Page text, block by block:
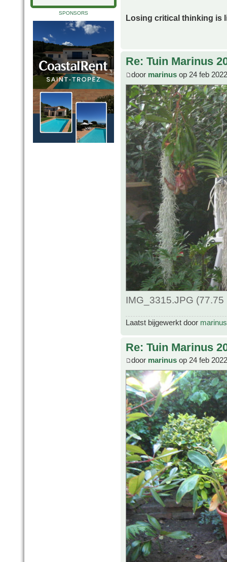
SPONSORS
Losing critical thinking is
Re: Tuin Marinus
door marinus op 24 feb
IMG_3315.JPG
Laatst bijgewerkt door marinus
Re: Tuin Marinus
door marinus op 24 feb